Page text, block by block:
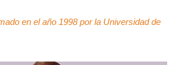
en el año 1998 por la Universidad de